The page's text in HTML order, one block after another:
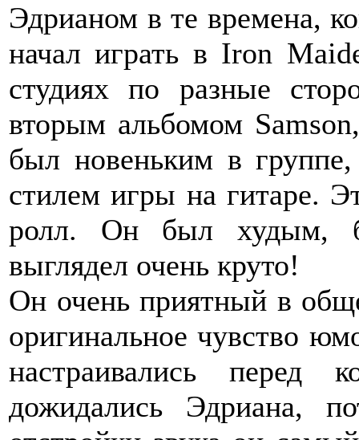
Эдрианом в те времена,
начал играть в Iron
студиях по разные
вторым альбомом
был новеньким в
стилем игры на гитаре.
ролл. Он был худым,
выглядел очень круто!
Он очень приятный в
оригинальное чувство
настраивались перед
дожидались Эдриана,